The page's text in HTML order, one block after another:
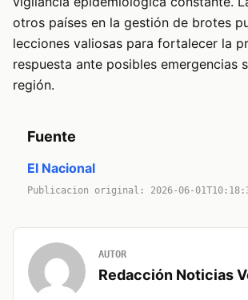
otros países en la gestión de brotes
lecciones valiosas para fortalecer la
respuesta ante posibles emergencias
región.
Fuente
El Nacional
Publicacion original: 2026-06-
AUTOR
Redacción Noticias